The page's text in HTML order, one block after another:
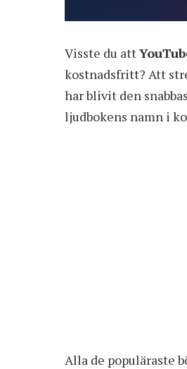
Visste du att
kostnadsfritt? Att
har blivit den
ljudbokens namn i
Alla de populäraste